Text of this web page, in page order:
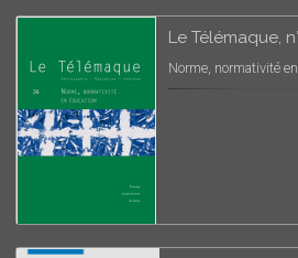
Le Télémaque,
Norme, normativité